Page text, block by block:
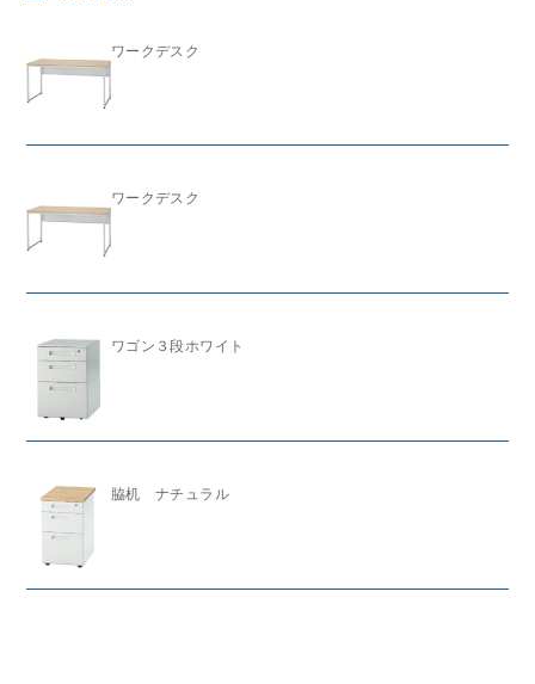
ワークデスク
ワークデスク
ワゴン３段ホワイト
脇机 ナチュラル